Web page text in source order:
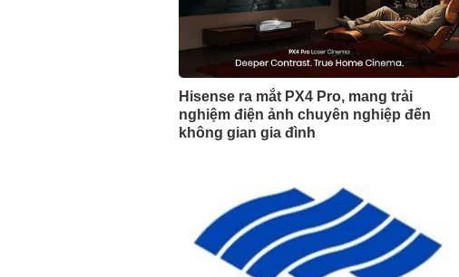
Hisense ra mắt PX4 Pro, mang trải
nghiệm điện ảnh chuyên nghiệp đến
không gian gia đình